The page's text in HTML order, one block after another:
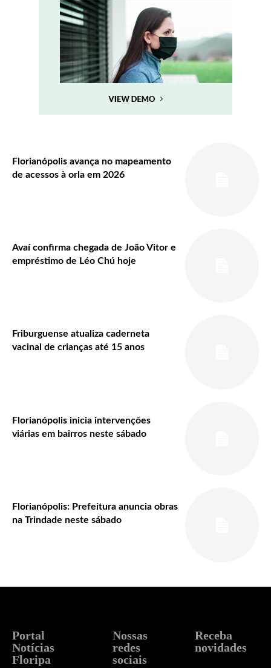
Florianópolis avança no mapeamento
de acessos à orla em 2026
Avaí confirma chegada de João Vitor e
empréstimo de Léo Chú hoje
Friburguense atualiza caderneta
vacinal de crianças até 15 anos
Florianópolis inicia intervenções
viárias em bairros neste sábado
Florianópolis: Prefeitura anuncia obras
na Trindade neste sábado
Portal
Notícias
Floripa
Nossas
redes
sociais
Receba
novidades